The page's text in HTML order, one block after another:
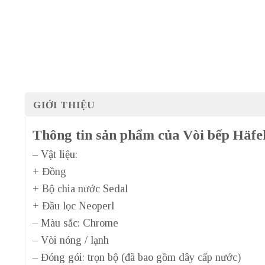
GIỚI THIỆU
Thông tin sản phẩm của Vòi bếp
– Vật liệu:
+ Đồng
+ Bộ chia nước Sedal
+ Đầu lọc Neoperl
– Màu sắc: Chrome
– Vòi nóng / lạnh
– Đóng gói: trọn bộ (đã bao gồm dây cấp nước)